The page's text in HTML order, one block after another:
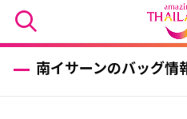
南イサーンのバッグ情